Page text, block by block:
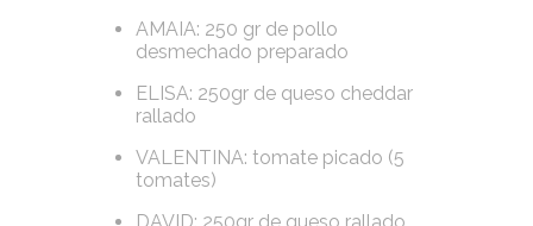
AMAIA: 250 gr de pollo
desmechado preparado
ELISA: 250gr de queso cheddar
rallado
VALENTINA: tomate picado (5
tomates)